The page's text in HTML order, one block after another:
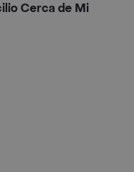
Cerca de Mi